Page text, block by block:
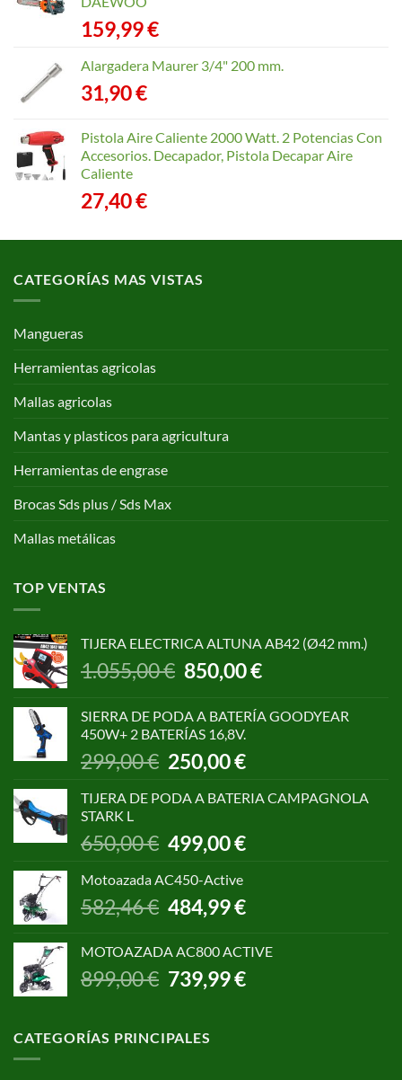
159,99€
Alargadera Maurer 3/4" 200 mm.
31,90€
Pistola Aire Caliente 2000 Watt. 2 Potencias Con
Accesorios. Decapador, Pistola Decapar Aire
Caliente
27,40€
CATEGORÍAS MAS VISTAS
Mangueras
Herramientas agricolas
Mallas agricolas
Mantas y plasticos para agricultura
Herramientas de engrase
Brocas Sds plus / Sds Max
Mallas metálicas
TOP VENTAS
TIJERA ELECTRICA ALTUNA AB42 (Ø42 mm.)
1.055,00€ El
precio
era:
1.055,00 €.
850,00€El
precio
es:
SIERRA DE PODA A BATERÍA GOODYEAR
450W+ 2 BATERÍAS 16,8V.
299,00€ El
precio
original
299,00 €.
250,00€El
precio
actual
250,00 €.
TIJERA DE PODA A BATERIA CAMPAGNOLA
STARK L
650,00€
El
precio
original
650,00 €.
499,00€El
precio
499,00 €.
Motoazada AC450-Active
582,46€
El
precio
era:
582,46 €.
484,99€El
precio
es:
484,99 €.
MOTOAZADA AC800 ACTIVE
899,00€ El
precio
era:
899,00 €.
739,99€El
precio
CATEGORÍAS PRINCIPALES